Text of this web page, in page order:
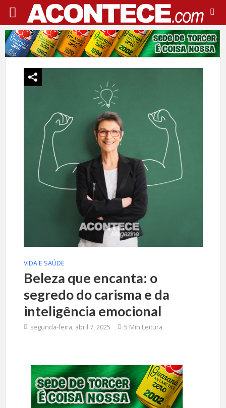
VIDA E SAÚDE
Beleza que encanta: o
segredo do carisma e da
inteligência emocional
segunda-feira, abril 7, 2025 5 Min Leitura